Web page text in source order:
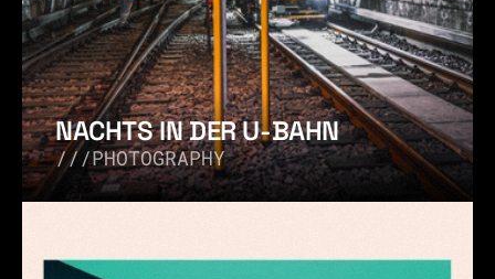
NACHTS IN DER U-BAHN
///PHOTOGRAPHY